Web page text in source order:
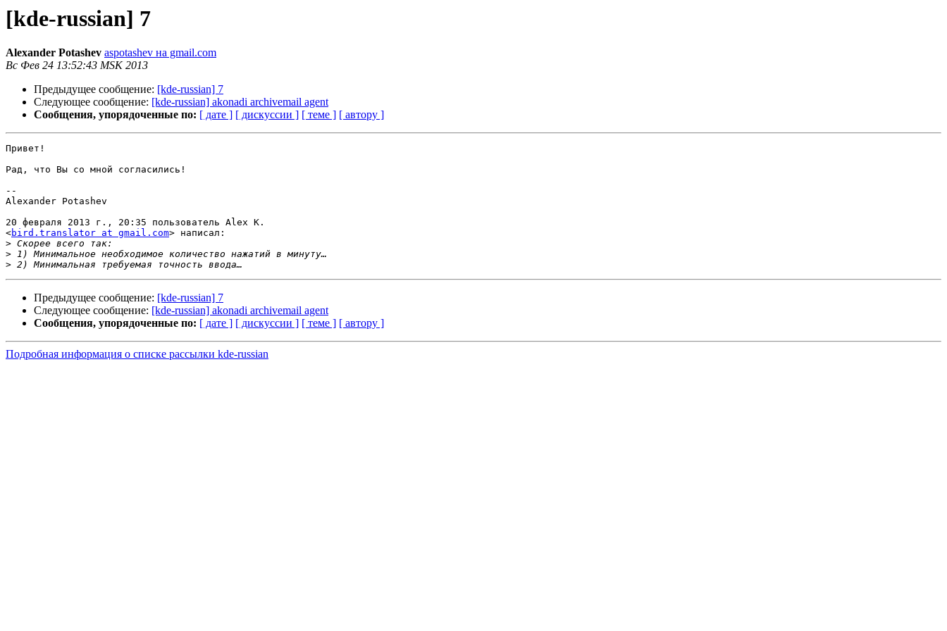
[kde-russian] 7
Alexander Potashev aspotashev на gmail.com
Вс Фев 24 13:52:43 MSK 2013
Предыдущее сообщение: [kde-russian] 7
Следующее сообщение: [kde-russian] akonadi archivemail agent
Сообщения, упорядоченные по: [ дате ] [ дискуссии ] [ теме ] [ автору ]
Привет!
Рад, что Вы со мной согласились!
--
Alexander Potashev
20 февраля 2013 г., 20:35 пользователь Alex K.
<bird.translator at gmail.com> написал:
>
>
>
Предыдущее сообщение: [kde-russian] 7
Следующее сообщение: [kde-russian] akonadi archivemail agent
Сообщения, упорядоченные по: [ дате ] [ дискуссии ] [ теме ] [ автору ]
Подробная информация о списке рассылки kde-russian